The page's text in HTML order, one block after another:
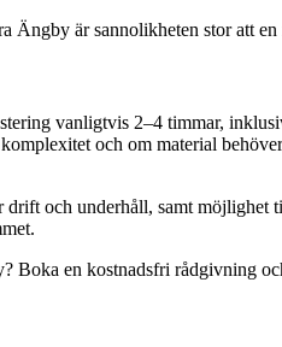
Ängby är sannolikheten stor att
vanligtvis 2–4 timmar,
och om material
och underhåll, samt
Boka en kostnadsfri rådgivning